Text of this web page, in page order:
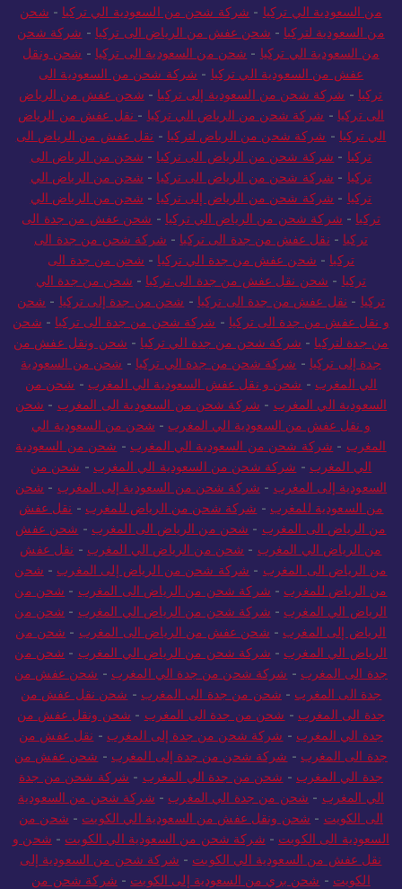
من السعودية الي تركيا - شركة شحن من السعودية الي تركيا - شحن
من السعودية لتركيا - شحن عفش من الرياض الى تركيا - شركة شحن
من السعودية الي تركيا - شحن من السعودية الى تركيا - شحن ونقل
عفش من السعودية الي تركيا - شركة شحن من السعودية الى
تركيا - شركة شحن من السعودية إلى تركيا - شحن عفش من الرياض
الى تركيا - شركة شحن من الرياض الي تركيا - نقل عفش من الرياض
الي تركيا - شركة شحن من الرياض لتركيا - نقل عفش من الرياض الى
تركيا - شركة شحن من الرياض الى تركيا - شحن من الرياض الى
تركيا - شركة شحن من الرياض الى تركيا - شحن من الرياض الي
تركيا - شركة شحن من الرياض إلى تركيا - شحن من الرياض الي
تركيا - شركة شحن من الرياض الي تركيا - شحن عفش من جدة الى
تركيا - نقل عفش من جدة الى تركيا - شركة شحن من جدة الى
تركيا - شحن عفش من جدة الي تركيا - شحن من جدة الى
تركيا - شحن نقل عفش من جدة الى تركيا - شحن من جدة الي
تركيا - نقل عفش من جدة الى تركيا - شحن من جدة إلى تركيا - شحن
و نقل عفش من جدة الى تركيا - شركة شحن من جدة الى تركيا - شحن
من جدة لتركيا - شركة شحن من جدة الي تركيا - شحن ونقل عفش من
جدة إلى تركيا - شركة شحن من جدة الي تركيا - شحن من السعودية
الي المغرب - شحن و نقل عفش السعودية الي المغرب - شحن من
السعودية الي المغرب - شركة شحن من السعودية الى المغرب - شحن
و نقل عفش من السعودية الي المغرب - شحن من السعودية الي
المغرب - شركة شحن من السعودية الي المغرب - شحن من السعودية
الي المغرب - شركة شحن من السعودية الي المغرب - شحن من
السعودية إلى المغرب - شركة شحن من السعودية إلى المغرب - شحن
من السعودية للمغرب - شركة شحن من الرياض للمغرب - نقل عفش
من الرياض الى المغرب - شحن من الرياض الى المغرب - شحن عفش
من الرياض الي المغرب - شحن من الرياض الي المغرب - نقل عفش
من الرياض الى المغرب - شركة شحن من الرياض إلى المغرب - شحن
من الرياض للمغرب - شركة شحن من الرياض الى المغرب - شحن من
الرياض الي المغرب - شركة شحن من الرياض الي المغرب - شحن من
الرياض إلى المغرب - شحن عفش من الرياض الى المغرب - شحن من
الرياض الي المغرب - شركة شحن من الرياض الي المغرب - شحن من
جدة الى المغرب - شركة شحن من جدة الي المغرب - شحن عفش من
جدة الى المغرب - شحن من جدة الى المغرب - شحن نقل عفش من
جدة الى المغرب - شحن من جدة الى المغرب - شحن ونقل عفش من
جدة الي المغرب - شركة شحن من جدة إلى المغرب - نقل عفش من
جدة الى المغرب - شركة شحن من جدة إلى المغرب - شحن عفش من
جدة الي المغرب - شحن من جدة الي المغرب - شركة شحن من جدة
الي المغرب - شحن من جدة الي المغرب - شركة شحن من السعودية
الى الكويت - شحن ونقل عفش من السعودية الي الكويت - شحن من
السعودية الى الكويت - شركة شحن من السعودية الي الكويت - شحن و
نقل عفش من السعودية الي الكويت - شركة شحن من السعودية إلى
الكويت - شحن بري من السعودية إلى الكويت - شركة شحن من